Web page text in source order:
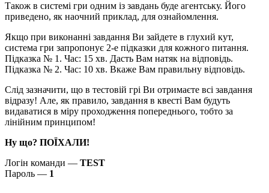
Також в системі гри одним із завдань буде агентську. Його
приведено, як наочний приклад, для ознайомлення.
Якщо при виконанні завдання Ви зайдете в глухий кут,
система гри запропонує 2-е підказки для кожного питання.
Підказка № 1. Час: 15 хв. Дасть Вам натяк на відповідь.
Підказка № 2. Час: 10 хв. Вкаже Вам правильну відповідь.
Слід зазначити, що в тестовій грі Ви отримаєте всі завдання
відразу! Але, як правило, завдання в квесті Вам будуть
видаватися в міру проходження попереднього, тобто за
лінійним принципом!
Ну що? ПОЇХАЛИ!
Логін команди — TEST
Пароль — 1